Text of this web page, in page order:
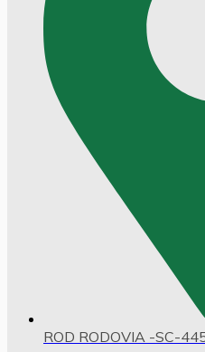
ROD RODOVIA -SC-